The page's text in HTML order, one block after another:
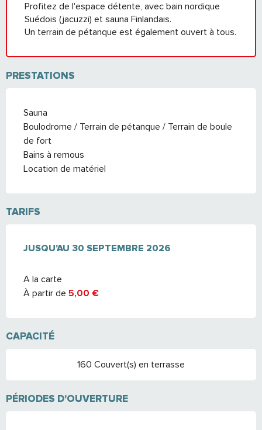
Profitez de l'espace détente, avec bain nordique
Suédois (jacuzzi) et sauna Finlandais.
Un terrain de pétanque est également ouvert à tous.
PRESTATIONS
Sauna
Boulodrome / Terrain de pétanque / Terrain de boule
de fort
Bains à remous
Location de matériel
TARIFS
DU20 AVRIL 2026AU30 SEPTEMBRE 2026
JUSQU'AU 30 SEPTEMBRE 2026
A la carte
À partir de 5,00 €
CAPACITÉ
160 Couvert(s) en terrasse
PÉRIODES D'OUVERTURE